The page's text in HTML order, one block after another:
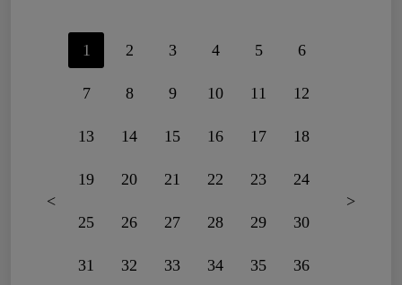
<
1 2 3 4 5 6
7 8 9 10 11 12
13 14 15 16 17 18
19 20 21 22 23 24
25 26 27 28 29 30
31 32 33 34 35 36
>